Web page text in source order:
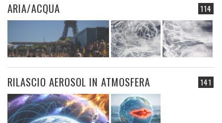
114
ARIA/ACQUA
141
RILASCIO AEROSOL IN ATMOSFERA